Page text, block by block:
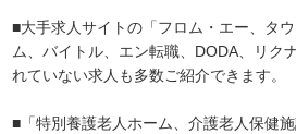
■大手求人サイトの「フロム・エー、タ
ム、バイトル、エン転職、DODA、リク
れていない求人も多数ご紹介できます。
■「特別養護老人ホーム、介護老人保健